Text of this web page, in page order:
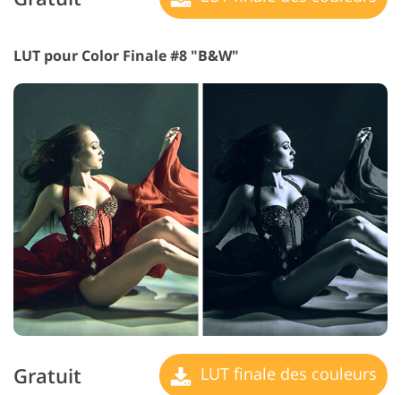
LUT pour Color Finale #8 "B&W"
Gratuit LUT finale des couleurs